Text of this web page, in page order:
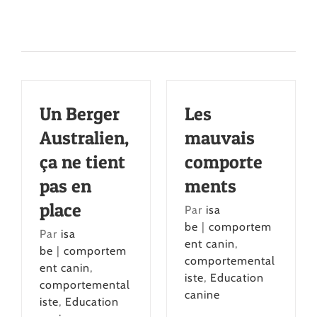
Un Berger
Australien,
ça ne tient
pas en
place
Par isa
be
comportem
ent canin,
comportemental
iste, Education
Les
mauvais
comporte
ments
Par isa
be
comportem
ent canin,
comportemental
iste, Education
canine